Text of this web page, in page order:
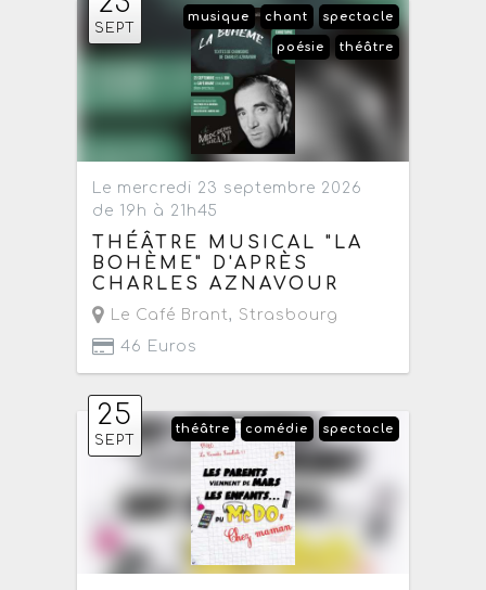
SEPT
spectacle
chant
musique
théâtre
poésie
Le mercredi 23 septembre 2026
de 19h à 21h45
THÉÂTRE MUSICAL "LA
BOHÈME" D'APRÈS
CHARLES AZNAVOUR
Le Café Brant, Strasbourg
46 Euros
25
SEPT
spectacle
comédie
théâtre